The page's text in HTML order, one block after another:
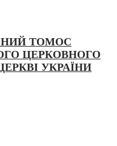
ТОМОС
ЦЕРКОВНОГО
УКРАЇНИ